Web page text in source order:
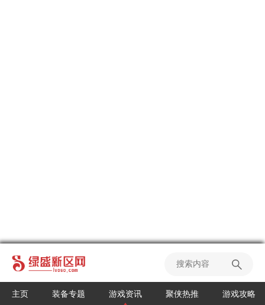
主页 装备专题 游戏资讯 聚侠热推 游戏攻略